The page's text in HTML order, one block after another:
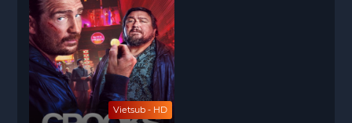
Vietsub - HD